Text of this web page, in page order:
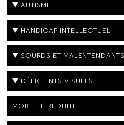
AUTISME
HANDICAP INTELLECTUEL
SOURDS ET MALENTENDANTS
DÉFICIENTS VISUELS
MOBILITÉ RÉDUITE